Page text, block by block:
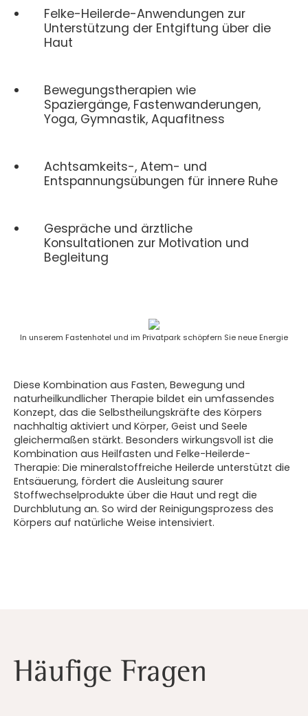
Felke-Heilerde-Anwendungen zur
Unterstützung der Entgiftung über die
Haut
Bewegungstherapien wie
Spaziergänge, Fastenwanderungen,
Yoga, Gymnastik, Aquafitness
Achtsamkeits-, Atem- und
Entspannungsübungen für innere Ruhe
Gespräche und ärztliche
Konsultationen zur Motivation und
Begleitung
In unserem Fastenhotel und im Privatpark schöpfern Sie neue Energie
Diese Kombination aus Fasten, Bewegung und
naturheilkundlicher Therapie bildet ein umfassendes
Konzept, das die Selbstheilungskräfte des Körpers
nachhaltig aktiviert und Körper, Geist und Seele
gleichermaßen stärkt. Besonders wirkungsvoll ist die
Kombination aus Heilfasten und Felke-Heilerde-
Therapie: Die mineralstoffreiche Heilerde unterstützt die
Entsäuerung, fördert die Ausleitung saurer
Stoffwechselprodukte über die Haut und regt die
Durchblutung an. So wird der Reinigungsprozess des
Körpers auf natürliche Weise intensiviert.
Häufige Fragen